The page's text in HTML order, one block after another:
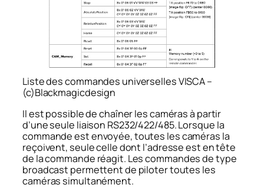
Liste des commandes universelles VISCA –
(c)Blackmagicdesign
Il est possible de chaîner les caméras à partir
d’une seule liaison RS232/422/485. Lorsque la
commande est envoyée, toutes les caméras la
reçoivent, seule celle dont l’adresse est en tête
de la commande réagit. Les commandes de type
broadcast permettent de piloter toutes les
caméras simultanément.